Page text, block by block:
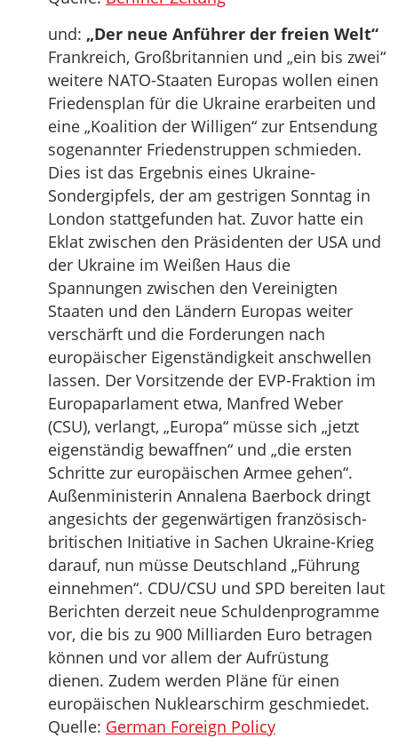
und: „Der neue Anführer der freien Welt“
Frankreich, Großbritannien und „ein bis zwei“
weitere NATO-Staaten Europas wollen einen
Friedensplan für die Ukraine erarbeiten und
eine „Koalition der Willigen“ zur Entsendung
sogenannter Friedenstruppen schmieden.
Dies ist das Ergebnis eines Ukraine-
Sondergipfels, der am gestrigen Sonntag in
London stattgefunden hat. Zuvor hatte ein
Eklat zwischen den Präsidenten der USA und
der Ukraine im Weißen Haus die
Spannungen zwischen den Vereinigten
Staaten und den Ländern Europas weiter
verschärft und die Forderungen nach
europäischer Eigenständigkeit anschwellen
lassen. Der Vorsitzende der EVP-Fraktion im
Europaparlament etwa, Manfred Weber
(CSU), verlangt, „Europa“ müsse sich „jetzt
eigenständig bewaffnen“ und „die ersten
Schritte zur europäischen Armee gehen“.
Außenministerin Annalena Baerbock dringt
angesichts der gegenwärtigen französisch-
britischen Initiative in Sachen Ukraine-Krieg
darauf, nun müsse Deutschland „Führung
einnehmen“. CDU/CSU und SPD bereiten laut
Berichten derzeit neue Schuldenprogramme
vor, die bis zu 900 Milliarden Euro betragen
können und vor allem der Aufrüstung
dienen. Zudem werden Pläne für einen
europäischen Nuklearschirm geschmiedet.
Quelle: German Foreign Policy